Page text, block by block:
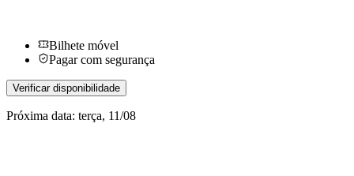
Bilhete móvel
Pagar com segurança
Verificar disponibilidade
Próxima data: terça, 11/08